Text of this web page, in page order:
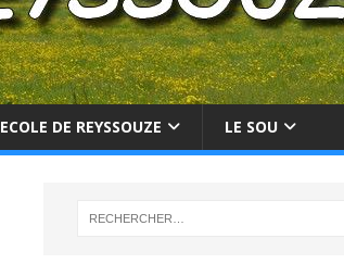
ECOLE DE REYSSOUZE LE SOU